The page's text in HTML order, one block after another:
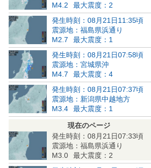
M4.2
最大震度：2
発生時刻：08月21日11:35頃
震源地：福島県浜通り
M2.7
最大震度：1
発生時刻：08月21日07:58頃
震源地：宮城県沖
M4.7
最大震度：4
発生時刻：08月21日07:37頃
震源地：新潟県中越地方
M3.4
最大震度：1
現在のページ
発生時刻：08月21日07:33頃
震源地：福島県浜通り
M3.0
最大震度：2